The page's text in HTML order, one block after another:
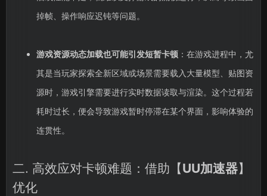
掉帧、操作响应迟钝等问题。
游戏资源动态加载也可能引发短暂卡顿：在游戏进程中，尤
其是当玩家探索全新区域或场景需要载入大量模型、贴图资
源时，游戏引擎需要进行实时数据读取与渲染。这个过程若
耗时过长，便会导致游戏暂时停滞在某个界面，影响体验的
连贯性。
二. 高效应对卡顿难题：借助【UU加速器】
优化